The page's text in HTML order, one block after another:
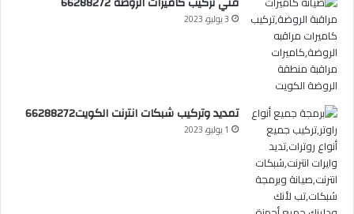
3 يوليو، 2023
تمديد وتركيب شبكات انترنت الكويت66288272
1 يوليو، 2023